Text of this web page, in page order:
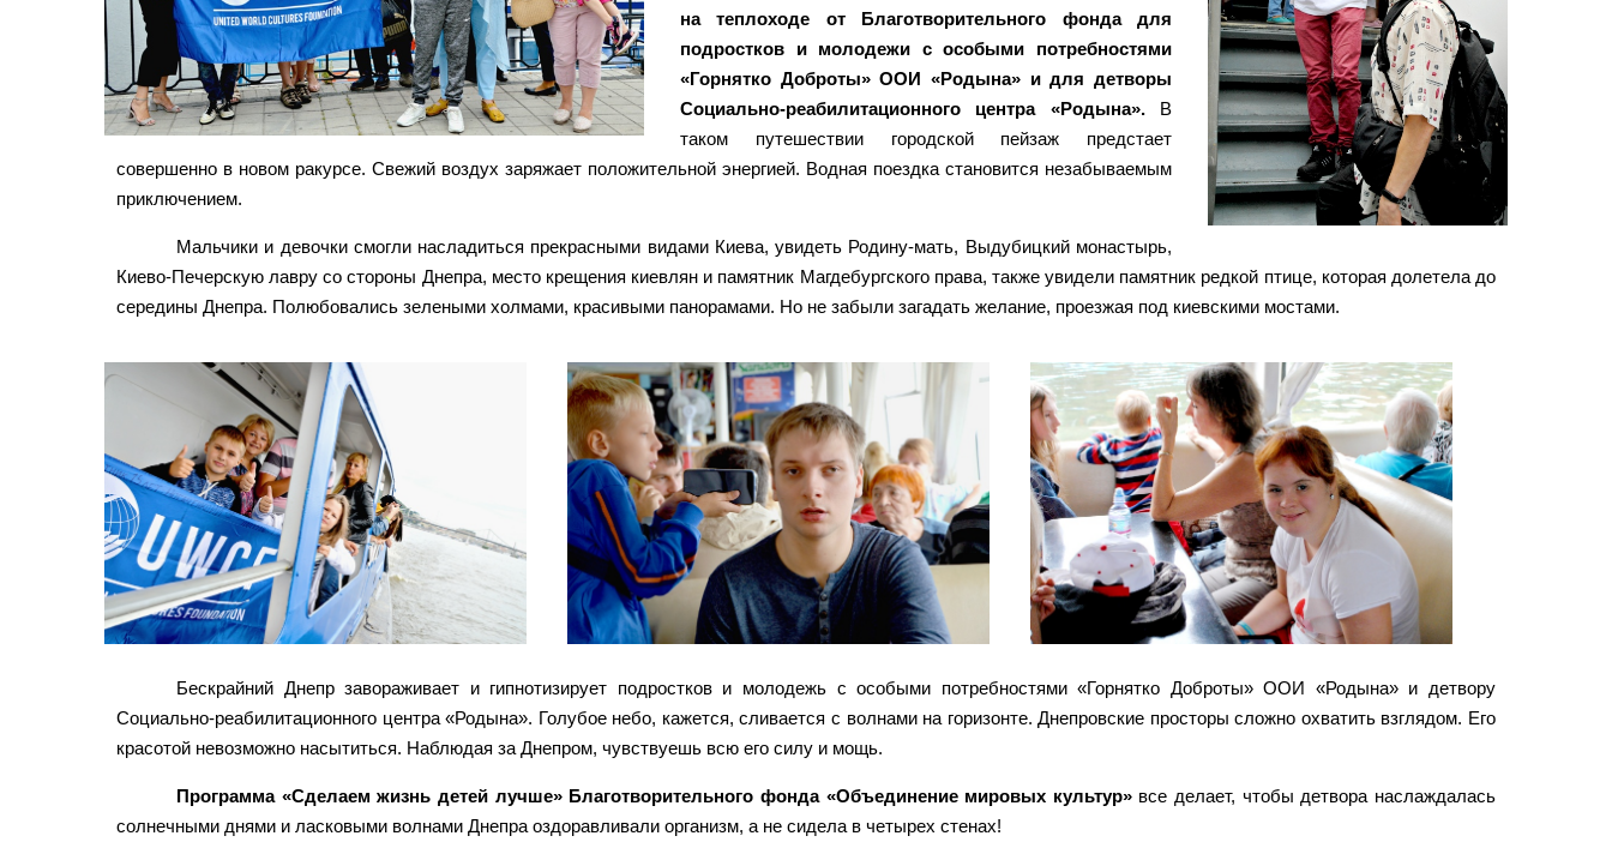
на теплоходе от Благотворительного фонда для
подростков и молодежи с особыми потребностями
«Горнятко Доброты» ООИ «Родына» и для детворы
Социально-реабилитационного центра «Родына».В
таком путешествии городской пейзаж предстает
совершенно в новом ракурсе. Свежий воздух заряжает положительной энергией. Водная поездка становится незабываемым
приключением.
Мальчики и девочки смогли насладиться прекрасными видами Киева, увидеть Родину-мать, Выдубицкий монастырь,
Киево-Печерскую лавру со стороны Днепра, место крещения киевлян и памятник Магдебургского права, также увидели памятник редкой птице, которая долетела до
середины Днепра. Полюбовались зелеными холмами, красивыми панорамами. Но не забыли загадать желание, проезжая под киевскими мостами.
Бескрайний Днепр завораживает и гипнотизирует подростков и молодежь с особыми потребностями «Горнятко Доброты» ООИ «Родына» и детвору
Социально-реабилитационного центра «Родына». Голубое небо, кажется, сливается с волнами на горизонте. Днепровские просторы сложно охватить взглядом. Его
красотой невозможно насытиться. Наблюдая за Днепром, чувствуешь всю его силу и мощь.
Программа «Сделаем жизнь детей лучше» Благотворительного фонда «Объединение мировых культур»все делает, чтобы детвора наслаждалась
солнечными днями и ласковыми волнами Днепра оздоравливали организм, а не сидела в четырех стенах!